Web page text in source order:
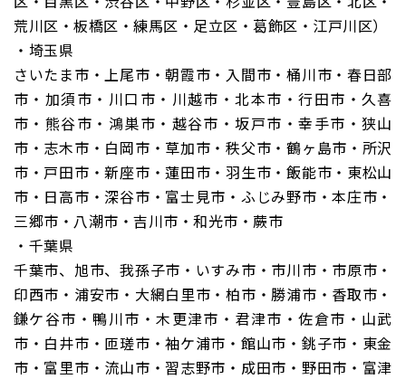
荒川区・板橋区・練馬区・足立区・葛飾区・江戸川区）
・埼玉県
さいたま市・上尾市・朝霞市・入間市・桶川市・春日部
市・加須市・川口市・川越市・北本市・行田市・久喜
市・熊谷市・鴻巣市・越谷市・坂戸市・幸手市・狭山
市・志木市・白岡市・草加市・秩父市・鶴ヶ島市・所沢
市・戸田市・新座市・蓮田市・羽生市・飯能市・東松山
市・日高市・深谷市・富士見市・ふじみ野市・本庄市・
三郷市・八潮市・吉川市・和光市・蕨市
・千葉県
千葉市、旭市、我孫子市・いすみ市・市川市・市原市・
印西市・浦安市・大網白里市・柏市・勝浦市・香取市・
鎌ケ谷市・鴨川市・木更津市・君津市・佐倉市・山武
市・白井市・匝瑳市・袖ケ浦市・館山市・銚子市・東金
市・富里市・流山市・習志野市・成田市・野田市・富津